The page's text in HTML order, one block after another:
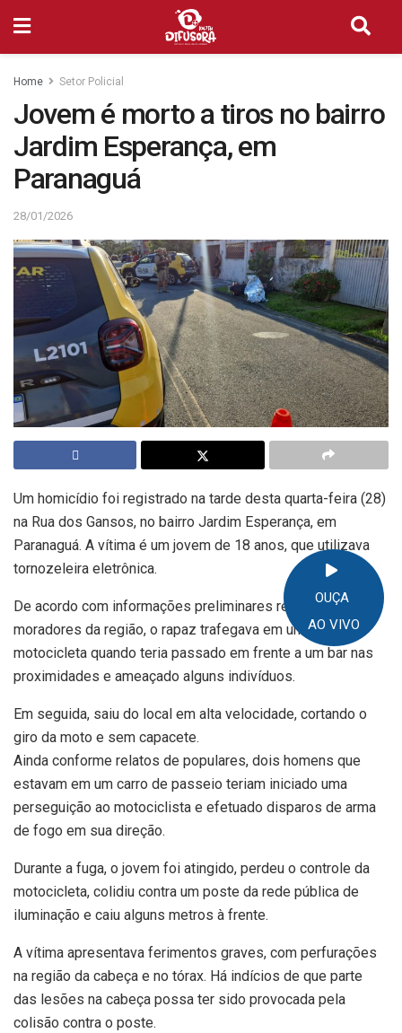
OUÇA
AO VIVO
Home Setor Policial
Jovem é morto a tiros no bairro
Jardim Esperança, em
Paranaguá
28/01/2026
Um homicídio foi registrado na tarde desta quarta-feira (28)
na Rua dos Gansos, no bairro Jardim Esperança, em
Paranaguá. A vítima é um jovem de 18 anos, que utilizava
tornozeleira eletrônica.
De acordo com informações preliminares repassadas por
moradores da região, o rapaz trafegava em uma
motocicleta quando teria passado em frente a um bar nas
proximidades e ameaçado alguns indivíduos.
Em seguida, saiu do local em alta velocidade, cortando o
giro da moto e sem capacete.
Ainda conforme relatos de populares, dois homens que
estavam em um carro de passeio teriam iniciado uma
perseguição ao motociclista e efetuado disparos de arma
de fogo em sua direção.
Durante a fuga, o jovem foi atingido, perdeu o controle da
motocicleta, colidiu contra um poste da rede pública de
iluminação e caiu alguns metros à frente.
A vítima apresentava ferimentos graves, com perfurações
na região da cabeça e no tórax. Há indícios de que parte
das lesões na cabeça possa ter sido provocada pela
colisão contra o poste.